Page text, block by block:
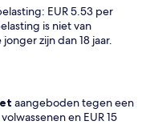
EUR 5.53 per
is niet van
zijn dan 18 jaar.
aangeboden tegen een
en EUR 15